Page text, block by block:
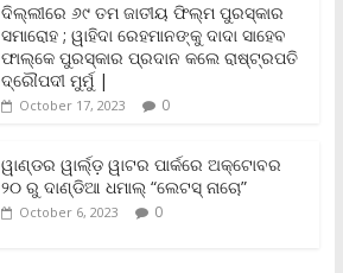
d
l
y
ଦିଲ୍ଲୀରେ ୬୯ ତମ ଜାତୀୟ ଫିଲ୍ମ ପୁରସ୍କାର
ସମାରୋହ ; ୱାହିଦା ରେହମାନଙ୍କୁ ଦାଦା ସାହେବ
ଫାଲ୍‌କେ ପୁରସ୍କାର ପ୍ରଦାନ କଲେ ରାଷ୍ଟ୍ରପତି
ଦ୍ରୌପଦୀ ମୁର୍ମୁ |
October 17, 2023 0
ୱାଣ୍ଡର ୱାର୍ଲ୍‌ଡ଼ ୱାଟର ପାର୍କରେ ଅକ୍ଟୋବର
୨୦ ରୁ ଦାଣ୍ଡିଆ ଧମାଲ୍ “ଲେଟସ୍ ନାଚୋ”
October 6, 2023 0